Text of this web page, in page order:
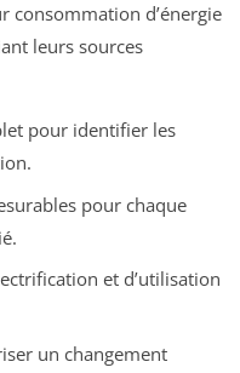
consommation d’énergie
leurs sources
pour identifier les
pour chaque
et d’utilisation
un changement